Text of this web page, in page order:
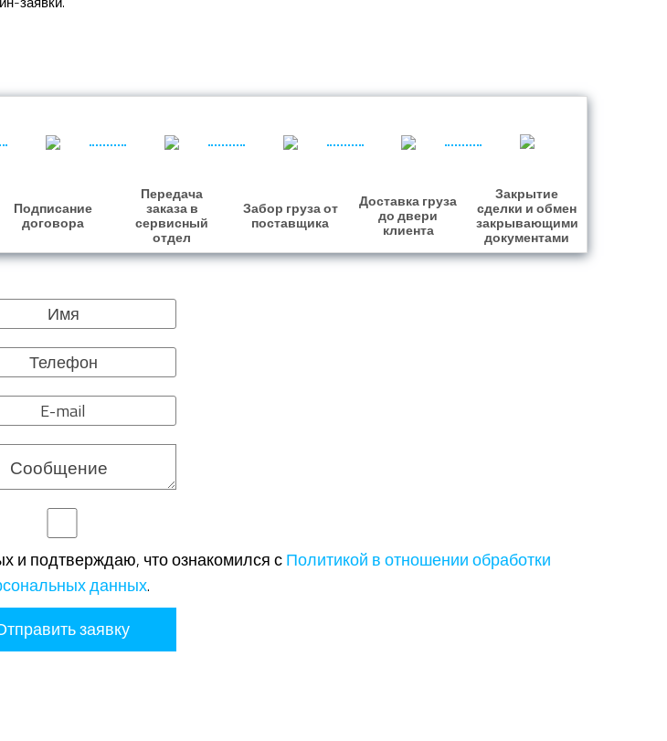
Подписание
договора
Передача
заказа в
сервисный
отдел
Забор груза от
поставщика
Доставка груза
до двери
клиента
Закрытие
сделки и обмен
закрывающими
документами
и подтверждаю, что ознакомился сПолитикой в отношении обработки
данных.
заявку